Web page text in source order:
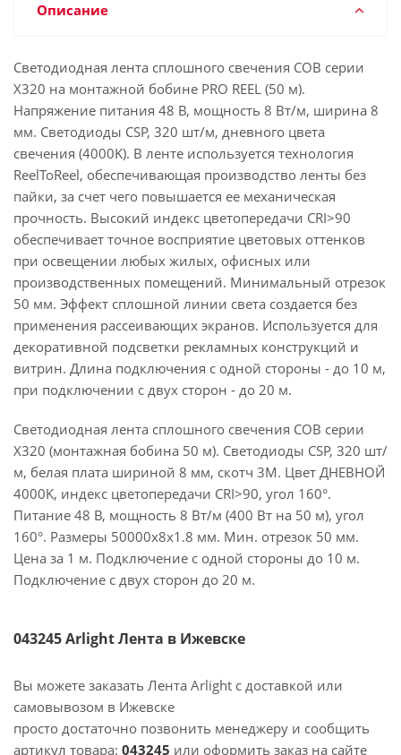
Описание
Светодиодная лента сплошного свечения COB серии
X320 на монтажной бобине PRO REEL (50 м).
Напряжение питания 48 В, мощность 8 Вт/м, ширина 8
мм. Светодиоды CSP, 320 шт/м, дневного цвета
свечения (4000K). В ленте используется технология
ReelToReel, обеспечивающая производство ленты без
пайки, за счет чего повышается ее механическая
прочность. Высокий индекс цветопередачи CRI>90
обеспечивает точное восприятие цветовых оттенков
при освещении любых жилых, офисных или
производственных помещений. Минимальный отрезок
50 мм. Эффект сплошной линии света создается без
применения рассеивающих экранов. Используется для
декоративной подсветки рекламных конструкций и
витрин. Длина подключения с одной стороны - до 10 м,
при подключении с двух сторон - до 20 м.
Светодиодная лента сплошного свечения COB серии
X320 (монтажная бобина 50 м). Светодиоды CSP, 320 шт/
м, белая плата шириной 8 мм, скотч 3M. Цвет ДНЕВНОЙ
4000K, индекс цветопередачи CRI>90, угол 160°.
Питание 48 В, мощность 8 Вт/м (400 Вт на 50 м), угол
160°. Размеры 50000х8х1.8 мм. Мин. отрезок 50 мм.
Цена за 1 м. Подключение с одной стороны до 10 м.
Подключение с двух сторон до 20 м.
043245 Arlight Лента в Ижевске
Вы можете заказать Лента Arlight с доставкой или
самовывозом в Ижевске
просто достаточно позвонить менеджеру и сообщить
артикул товара: 043245 или оформить заказ на сайте